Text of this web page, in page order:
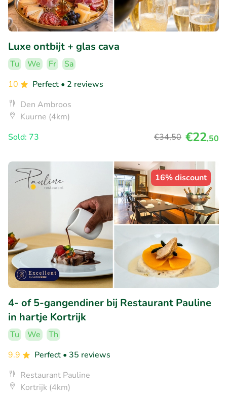
Luxe ontbijt + glas cava
Tu We Fr
Sa
10
Perfect • 2 reviews
Den Ambroos
Kuurne (4km)
Sold: 73
€34,50 €22,50
16% discount
4- of 5-gangendiner bij Restaurant Pauline
in hartje Kortrijk
Tu We
Th
9.9
Perfect • 35 reviews
Restaurant Pauline
Kortrijk (4km)